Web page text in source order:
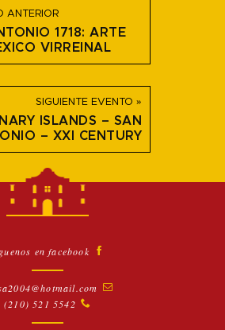
ANTERIOR
1718: ARTE
VIRREINAL
SIGUIENTE EVENTO »
ISLANDS – SAN
– XXI CENTURY
en facebook
(210) 521 5542